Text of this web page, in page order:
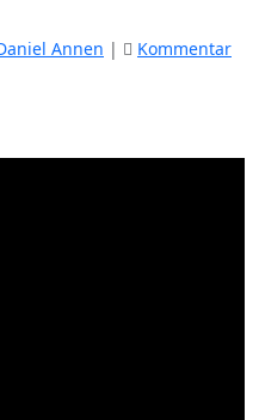
Annen |
Kommentar